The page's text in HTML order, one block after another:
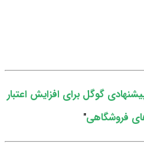
گوگل برای افزایش اعتبار
فروشگاهی"